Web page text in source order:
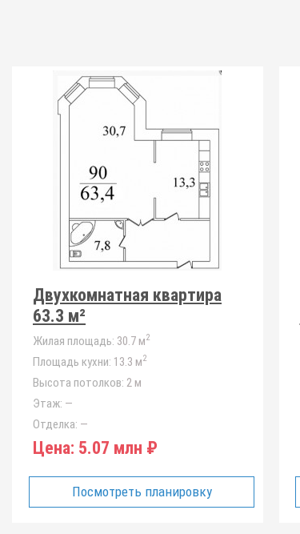
Двухкомнатная квартира
63.3 м²
Жилая площадь: 30.7 м2
Площадь кухни: 13.3 м2
Высота потолков: 2 м
Этаж: —
Отделка: —
Цена: 5.07 млн ₽
Посмотреть планировку